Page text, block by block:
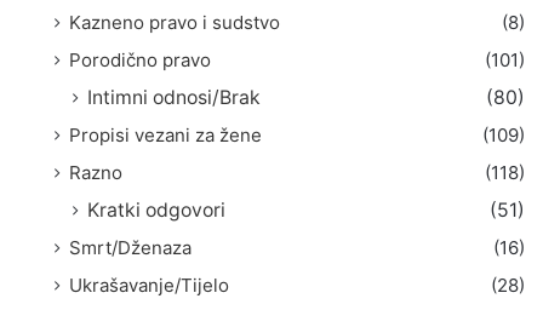
Kazneno pravo i sudstvo
(8)
Porodično pravo
(101)
Intimni odnosi/Brak
(80)
Propisi vezani za žene
(109)
Razno
(118)
Kratki odgovori
(51)
Smrt/Dženaza
(16)
Ukrašavanje/Tijelo
(28)